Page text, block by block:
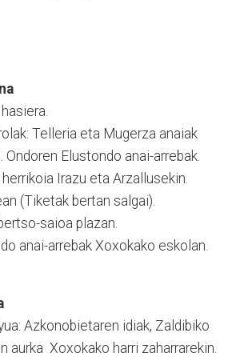
Telleria eta Mugerza anaiak
Ondoren Elustondo anai-arrebak.
Irazu eta Arzallusekin.
(Tiketak bertan salgai).
saioa plazan.
anai-arrebak Xoxokako eskolan.
Azkonobietaren idiak, Zaldibiko
aurka Xoxokako harri zaharrarekin.